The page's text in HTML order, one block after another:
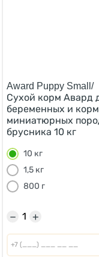
Award Puppy Small/
Сухой корм Авард
беременных и
миниатюрных
брусника 10 кг
10 кг
1,5 кг
800 г
+
−